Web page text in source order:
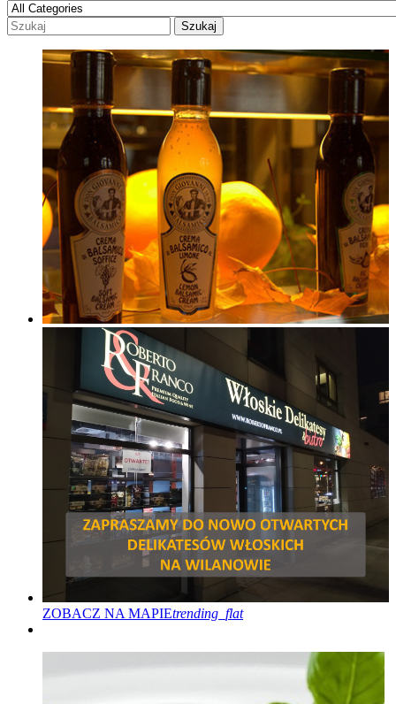
Szukaj
ZOBACZ NA MAPIEtrending_flat